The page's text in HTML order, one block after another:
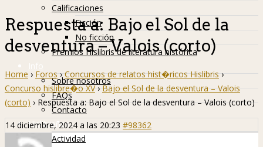
Calificaciones
Ficción
No ficción
Premios Hislibris de literatura histórica
Info
Sobre nosotros
FAQs
Contacto
Hislibreños
Actividad
Respuesta a: Bajo el Sol de la
desventura – Valois (corto)
Home › Foros › Concursos de relatos hist�ricos Hislibris ›
Concurso hislibre�o XV › Bajo el Sol de la desventura – Valois
(corto) › Respuesta a: Bajo el Sol de la desventura – Valois (corto)
14 diciembre, 2024 a las 20:23 #98362